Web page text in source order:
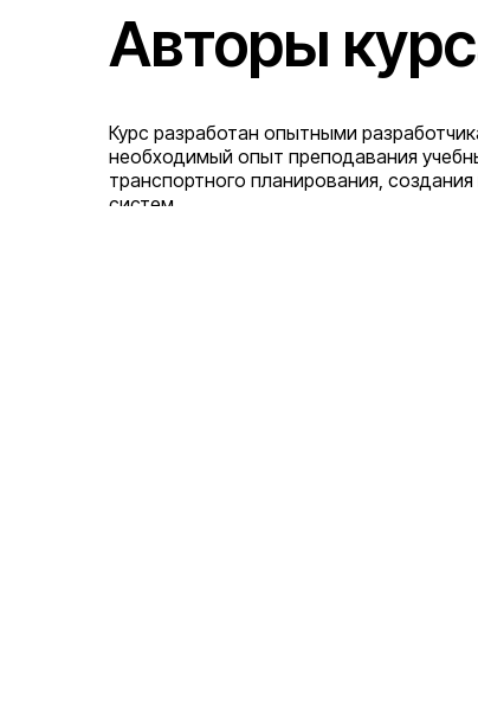
Авторы
Курс разработан опытными
необходимый опыт преподавания
транспортного планирования,
систем.